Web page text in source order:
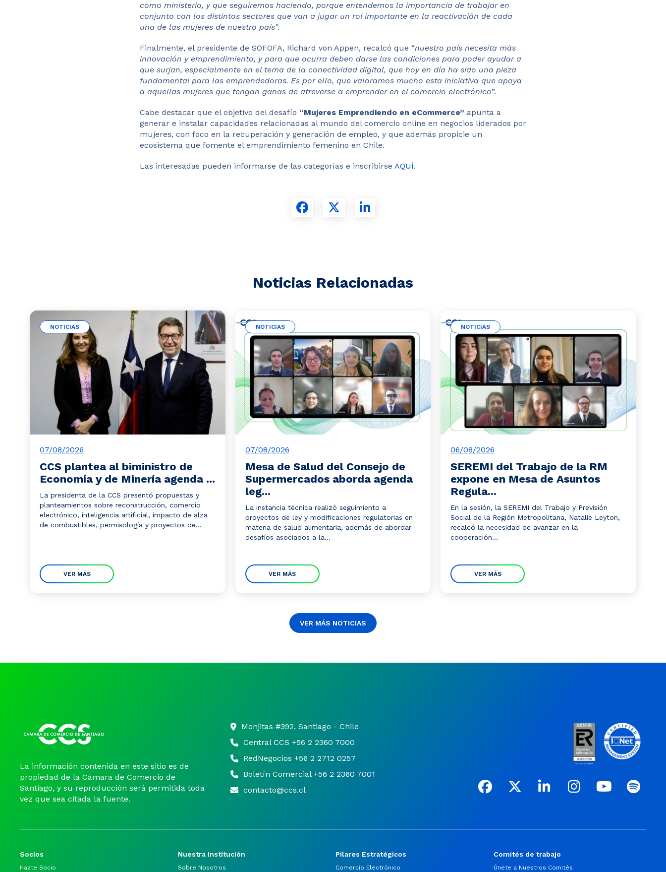
como ministerio, y que seguiremos haciendo, porque entendemos la importancia de trabajar en
conjunto con los distintos sectores que van a jugar un rol importante en la reactivación de cada
una de las mujeres de nuestro país”.
Finalmente, el presidente de SOFOFA, Richard von Appen, recalcó que “nuestro país necesita más
innovación y emprendimiento, y para que ocurra deben darse las condiciones para poder ayudar a
que surjan, especialmente en el tema de la conectividad digital, que hoy en día ha sido una pieza
fundamental para las emprendedoras. Es por ello, que valoramos mucho esta iniciativa que apoya
a aquellas mujeres que tengan ganas de atreverse a emprender en el comercio electrónico”.
Cabe destacar que el objetivo del desafío “Mujeres Emprendiendo en eCommerce” apunta a
generar e instalar capacidades relacionadas al mundo del comercio online en negocios liderados por
mujeres, con foco en la recuperación y generación de empleo, y que además propicie un
ecosistema que fomente el emprendimiento femenino en Chile.
Las interesadas pueden informarse de las categorías e inscribirse AQUÍ.
Noticias Relacionadas
NOTICIAS
07/08/2026
CCS plantea al biministro de
Economía y de Minería agenda ...
La presidenta de la CCS presentó propuestas y
planteamientos sobre reconstrucción, comercio
electrónico, inteligencia artificial, impacto de alza
de combustibles, permisología y proyectos de...
VER MÁS
NOTICIAS
07/08/2026
Mesa de Salud del Consejo de
Supermercados aborda agenda
leg...
La instancia técnica realizó seguimiento a
proyectos de ley y modificaciones regulatorias en
materia de salud alimentaria, además de abordar
desafíos asociados a la...
VER MÁS
NOTICIAS
06/08/2026
SEREMI del Trabajo de la RM
expone en Mesa de Asuntos
Regula...
En la sesión, la SEREMI del Trabajo y Previsión
Social de la Región Metropolitana, Natalie Leyton,
recalcó la necesidad de avanzar en la
cooperación...
VER MÁS
VER MÁS NOTICIAS
La información contenida en este sitio es de
propiedad de la Cámara de Comercio de
Santiago, y su reproducción será permitida toda
vez que sea citada la fuente.
Monjitas #392, Santiago - Chile
Central CCS +56 2 2360 7000
RedNegocios +56 2 2712 0257
Boletín Comercial +56 2 2360 7001
contacto@ccs.cl
Socios
Hazte Socio
Nuestra Institución
Sobre Nosotros
Pilares Estratégicos
Comercio Electrónico
Comités de trabajo
Únete a Nuestros Comités